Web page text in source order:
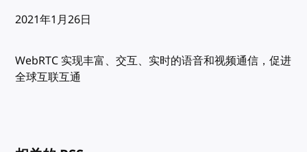
发布:
2021年1月26日
WebRTC 实现丰富、交互、实时的语音和视频通信，促进
全球互联互通